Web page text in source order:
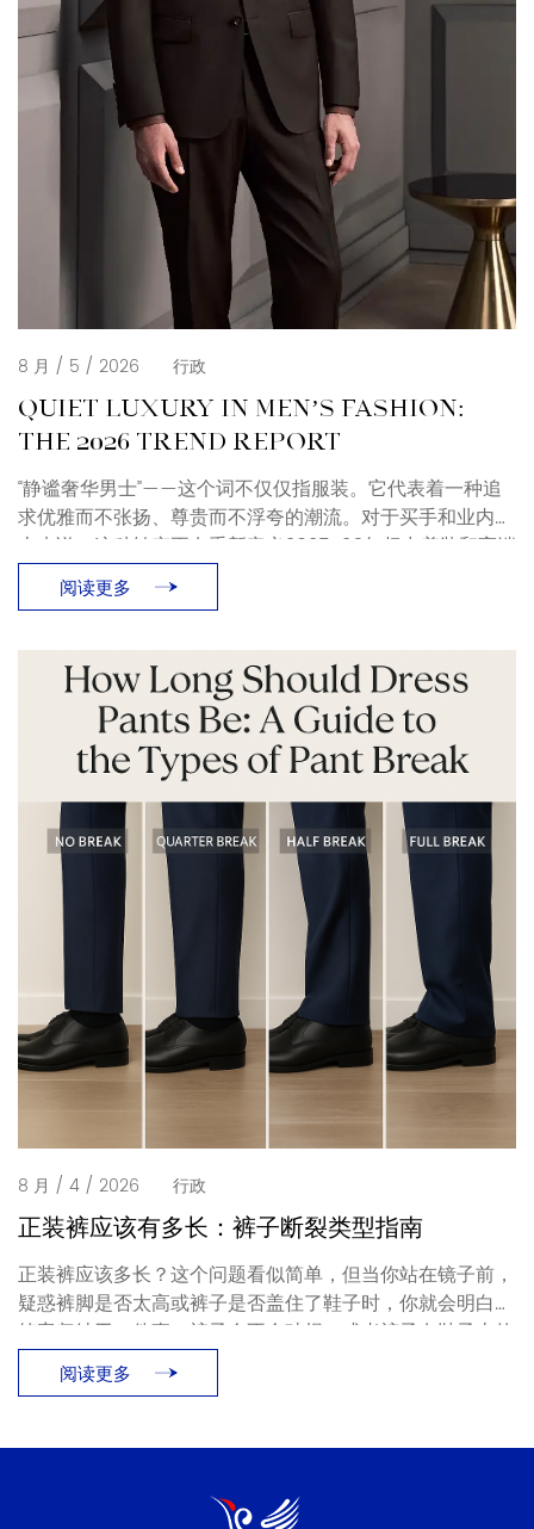
8 月 / 5 / 2026 行政
QUIET LUXURY IN MEN’S FASHION:
THE 2026 TREND REPORT
“静谧奢华男士”——这个词不仅仅指服装。它代表着一种追
求优雅而不张扬、尊贵而不浮夸的潮流。对于买手和业内人
士来说，这种转变正在重新定义2025-26年权力着装和高端
男装的含义。什么是“静谧奢华”？“静谧奢华”潮流（又称隐形
财富、老派审美男士）并非新鲜事物，但[…]
阅读更多
8 月 / 4 / 2026 行政
正装裤应该有多长：裤子断裂类型指南
正装裤应该多长？这个问题看似简单，但当你站在镜子前，
疑惑裤脚是否太高或裤子是否盖住了鞋子时，你就会明白。
答案归结于一件事：裤子会不会破损，或者裤子在鞋子上的
位置是否合适。本指南将分解 […]
阅读更多